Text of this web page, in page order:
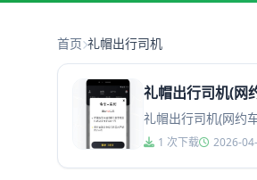
首页 礼帽出行司机
礼帽出行司机(网
礼帽出行司机(网约
1 次下载 2026-